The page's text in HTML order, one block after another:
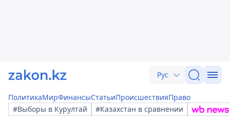
Рус
ПолитикаМирФинансыСтатьиПроисшествияПраво
#Выборы в Курултай
#Казахстан в сравнении